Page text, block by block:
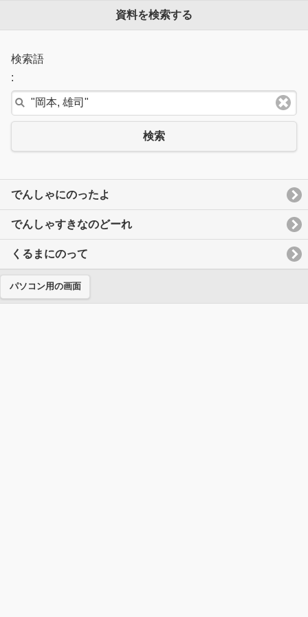
資料を検索する
検索語
:
検索
でんしゃにのったよ
でんしゃすきなのどーれ
くるまにのって
パソコン用の画面